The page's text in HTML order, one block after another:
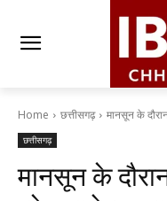
Home छत्तीसगढ़ मानसून के दौरान
छत्तीसगढ़
मानसून के दौरान